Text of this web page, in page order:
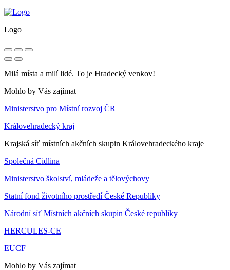
Logo
Milá místa a milí lidé. To je Hradecký venkov!
Mohlo by Vás zajímat
Ministerstvo pro Místní rozvoj ČR
Královehradecký kraj
Krajská síť místních akčních skupin Královehradeckého kraje
Společná Cidlina
Ministerstvo školství, mládeže a tělovýchovy
Statní fond životního prostředí České Republiky
Národní síť Místních akčních skupin České republiky
HERCULES-CE
EUCF
Mohlo by Vás zajímat